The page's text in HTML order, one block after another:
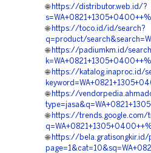
🌐 https://distributor.web.id/?
🌐 https://toco.id/id/search?
q=product/
🌐 https://padiumkm.id/
🌐 https://katalog.inaproc.id/
🌐 https://
🌐 https://trends.google.com/
🌐 https://